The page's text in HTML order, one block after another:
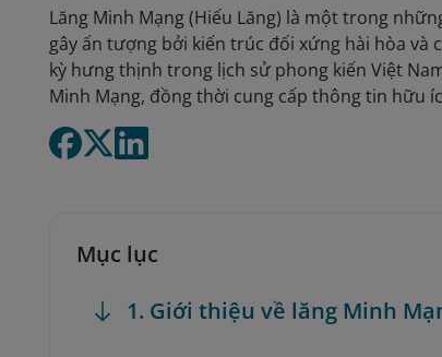
Lăng Minh Mạng (Hiếu Lăng) là một trong
gây ấn tượng bởi kiến trúc đối xứng hài hòa
kỳ hưng thịnh trong lịch sử phong kiến Việt
Minh Mạng, đồng thời cung cấp thông tin hữu
Mục lục
1. Giới thiệu về lăng Minh